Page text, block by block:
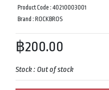
Product Code : 40210003001
Brand : ROCKBROS
฿200.00
Stock : Out of stock